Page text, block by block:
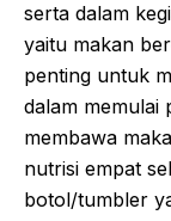
serta dalam
yaitu makan
penting untuk
dalam memulai
membawa
nutrisi empat
botol/tumbler